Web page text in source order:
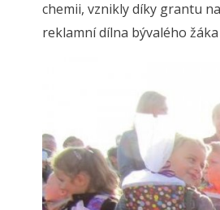
chemii, vznikly díky grantu
reklamní dílna bývalého